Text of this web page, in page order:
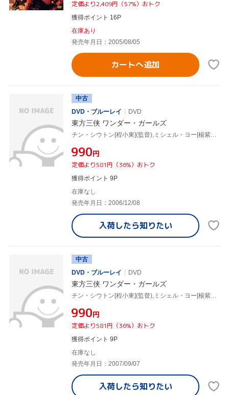
定価より2,409円（57%）おトク
獲得ポイント 16P
在庫あり
発売年月日：2005/08/05
カートへ追加
中古
DVD・ブルーレイ
DVD
東方三侠 ワンダー・ガールズ
チン・シウトン[程小東](監督),ミシェル・ヨー[楊紫瓊],マギー・チャン[張曼玉]
¥990円
定価より581円（36%）おトク
獲得ポイント 9P
在庫なし
発売年月日：2006/12/08
入荷したら知りたい
中古
DVD・ブルーレイ
DVD
東方三侠 ワンダー・ガールズ
チン・シウトン[程小東](監督),ミシェル・ヨー[楊紫瓊],マギー・チャン[張曼玉]
¥990円
定価より581円（36%）おトク
獲得ポイント 9P
在庫なし
発売年月日：2007/09/07
入荷したら知りたい